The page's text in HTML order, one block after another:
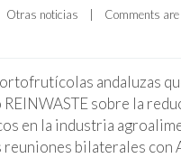
Otras noticias Comments
andaluzas
sobre la
en la industria
reuniones bilaterales con